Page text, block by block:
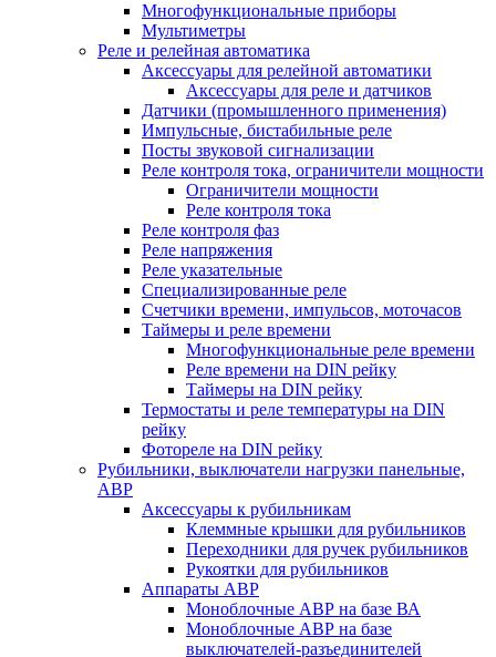
Многофункциональные приборы
Мультиметры
Реле и релейная автоматика
Аксессуары для релейной автоматики
Аксессуары для реле и датчиков
Датчики (промышленного применения)
Импульсные, бистабильные реле
Посты звуковой сигнализации
Реле контроля тока, ограничители мощности
Ограничители мощности
Реле контроля тока
Реле контроля фаз
Реле напряжения
Реле указательные
Специализированные реле
Счетчики времени, импульсов, моточасов
Таймеры и реле времени
Многофункциональные реле времени
Реле времени на DIN рейку
Таймеры на DIN рейку
Термостаты и реле температуры на DIN
рейку
Фотореле на DIN рейку
Рубильники, выключатели нагрузки панельные,
АВР
Аксессуары к рубильникам
Клеммные крышки для рубильников
Переходники для ручек рубильников
Рукоятки для рубильников
Аппараты АВР
Моноблочные АВР на базе ВА
Моноблочные АВР на базе
выключателей-разъединителей